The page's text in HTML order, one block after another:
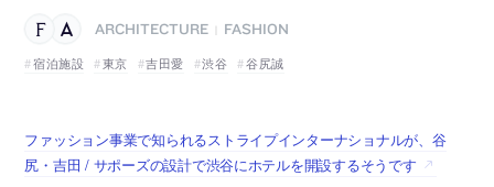
ARCHITECTURE
FASHION
宿泊施設
東京 吉田愛 渋谷 谷尻誠
ファッション事業で知られるストライプインターナショナルが、谷
尻・吉田 / サポーズの設計で渋谷にホテルを開設するそうです